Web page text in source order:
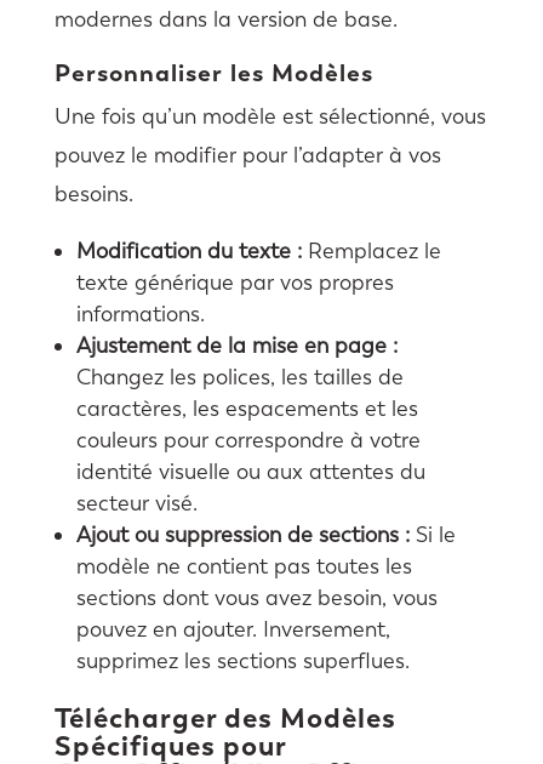
modernes dans la version de base.
Personnaliser les Modèles
Une fois qu’un modèle est sélectionné, vous
pouvez le modifier pour l’adapter à vos
besoins.
Modification du texte :Remplacez le
texte générique par vos propres
informations.
Ajustement de la mise en page :
Changez les polices, les tailles de
caractères, les espacements et les
couleurs pour correspondre à votre
identité visuelle ou aux attentes du
secteur visé.
Ajout ou suppression de sections :Si le
modèle ne contient pas toutes les
sections dont vous avez besoin, vous
pouvez en ajouter. Inversement,
supprimez les sections superflues.
Télécharger des Modèles
Spécifiques pour